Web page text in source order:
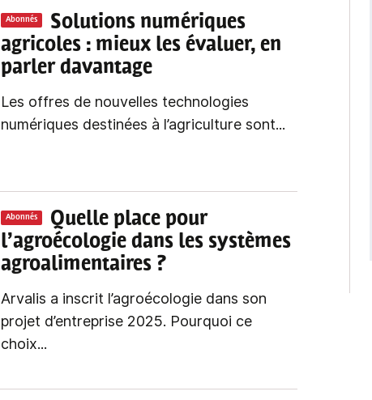
Abonnés
Solutions numériques
agricoles : mieux les évaluer, en
parler davantage
Les offres de nouvelles technologies
numériques destinées à l’agriculture sont...
Abonnés
Quelle place pour
l’agroécologie dans les systèmes
agroalimentaires ?
Arvalis a inscrit l’agroécologie dans son
projet d’entreprise 2025. Pourquoi ce
choix...